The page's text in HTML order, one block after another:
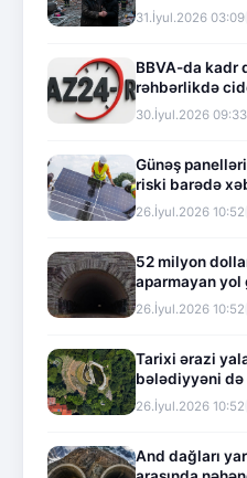
31.İyul.2026 03:09
BBVA-da kadr
rəhbərlikdə
30.İyul.2026 09:33
Günəş
riski barədə
26.İyul.2026 10:52
52 milyon
aparmayan yol
26.İyul.2026 10:52
Tarixi ərazi
bələdiyyəni də
26.İyul.2026 10:52
And dağları